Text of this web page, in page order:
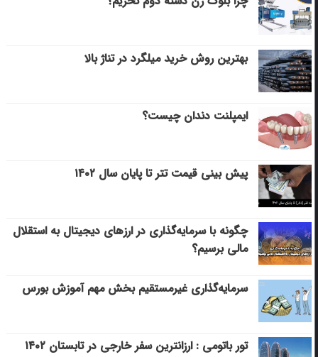
بهترین روش خرید میلگرد در تناژ بالا
ایمپلنت دندان چیست؟
پیش بینی قیمت تتر تا پایان سال ۱۴۰۲
چگونه با سرمایه‌گذاری در ارزهای دیجیتال به استقلال
مالی برسیم؟
سرمایه‌گذاری غیرمستقیم بخش مهم آموزش بورس
تور باتومی : ارزانترین سفر خارجی در تابستان ۱۴۰۲